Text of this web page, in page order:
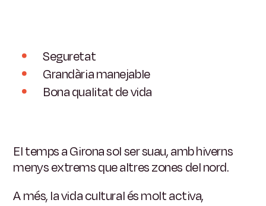
Seguretat
Grandària manejable
Bona qualitat de vida
El temps a Girona sol ser suau, amb hiverns
menys extrems que altres zones del nord.
A més, la vida cultural és molt activa,